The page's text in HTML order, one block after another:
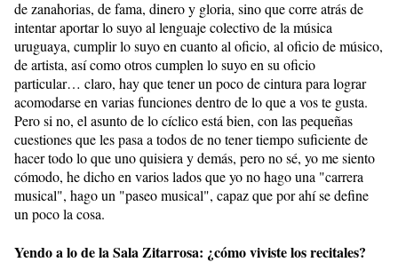
de zanahorias, de fama, dinero y gloria, sino que corre atrás de
intentar aportar lo suyo al lenguaje colectivo de la música
uruguaya, cumplir lo suyo en cuanto al oficio, al oficio de músico,
de artista, así como otros cumplen lo suyo en su oficio
particular… claro, hay que tener un poco de cintura para lograr
acomodarse en varias funciones dentro de lo que a vos te gusta.
Pero si no, el asunto de lo cíclico está bien, con las pequeñas
cuestiones que les pasa a todos de no tener tiempo suficiente de
hacer todo lo que uno quisiera y demás, pero no sé, yo me siento
cómodo, he dicho en varios lados que yo no hago una "carrera
musical", hago un "paseo musical", capaz que por ahí se define
un poco la cosa.
Yendo a lo de la Sala Zitarrosa: ¿cómo viviste los recitales?